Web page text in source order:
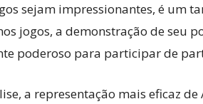
sejam impressionantes, é um
jogos, a demonstração de seu
poderoso para participar de
a representação mais eficaz